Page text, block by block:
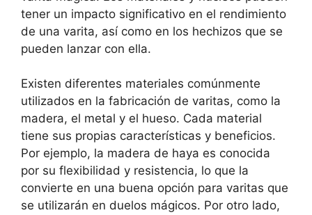
tener un impacto significativo en el rendimiento
de una varita, así como en los hechizos que se
pueden lanzar con ella.
Existen diferentes materiales comúnmente
utilizados en la fabricación de varitas, como la
madera, el metal y el hueso. Cada material
tiene sus propias características y beneficios.
Por ejemplo, la madera de haya es conocida
por su flexibilidad y resistencia, lo que la
convierte en una buena opción para varitas que
se utilizarán en duelos mágicos. Por otro lado,